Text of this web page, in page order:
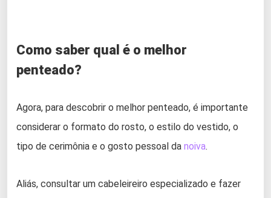
Como saber qual é o melhor
penteado?
Agora, para descobrir o melhor penteado, é importante
considerar o formato do rosto, o estilo do vestido, o
tipo de cerimônia e o gosto pessoal da noiva.
Aliás, consultar um cabeleireiro especializado e fazer